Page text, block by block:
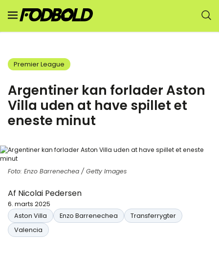
Premier League
Argentiner kan forlader Aston
Villa uden at have spillet et
eneste minut
Foto: Enzo Barrenechea / Getty Images
Af Nicolai Pedersen
6. marts 2025
Aston Villa
Enzo Barrenechea
Transferrygter
Valencia